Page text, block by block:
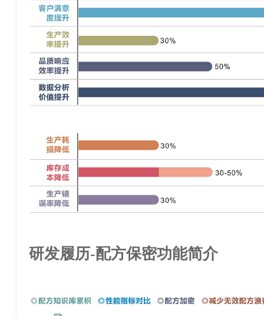
研发履历-配方保密功能简介